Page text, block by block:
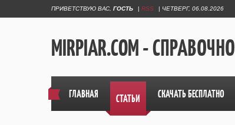
ПРИВЕТСТВУЮ ВАС ГОСТЬ | RSS | ЧЕТВЕРГ, 06.08.2026
MIRPIAR.COM -
ГЛАВНАЯ СТАТЬИ СКАЧАТЬ БЕСПЛАТНО